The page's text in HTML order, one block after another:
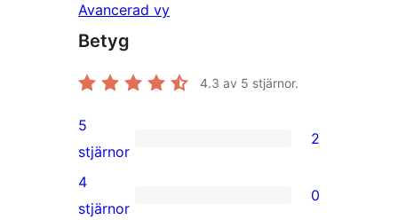
Avancerad vy
Betyg
4.3 av 5 stjärnor.
2
5-
stjärniga
5
stjärnor
2
0
4
stjärnor
0